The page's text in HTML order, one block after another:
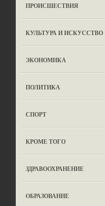
ПРОИСШЕСТВИЯ
КУЛЬТУРА И ИСКУССТВО
ЭКОНОМИКА
ПОЛИТИКА
СПОРТ
КРОМЕ ТОГО
ЗДРАВООХРАНЕНИЕ
OБРАЗОВАНИЕ